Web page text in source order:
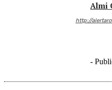
Almi
http://
-